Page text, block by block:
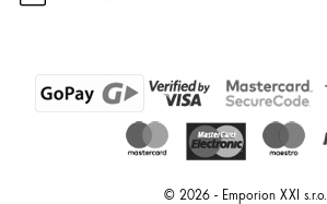
© 2026 - Emporion XXI s.r.o.